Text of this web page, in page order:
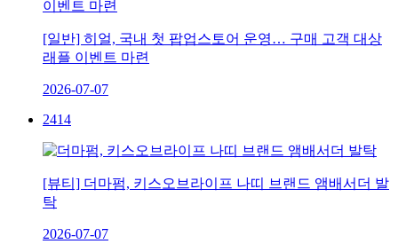
[일반] 히얼, 국내 첫 팝업스토어 운영… 구매 고객 대상
래플 이벤트 마련
2026-07-07
2414
[뷰티] 더마펌, 키스오브라이프 나띠 브랜드 앰배서더 발
탁
2026-07-07